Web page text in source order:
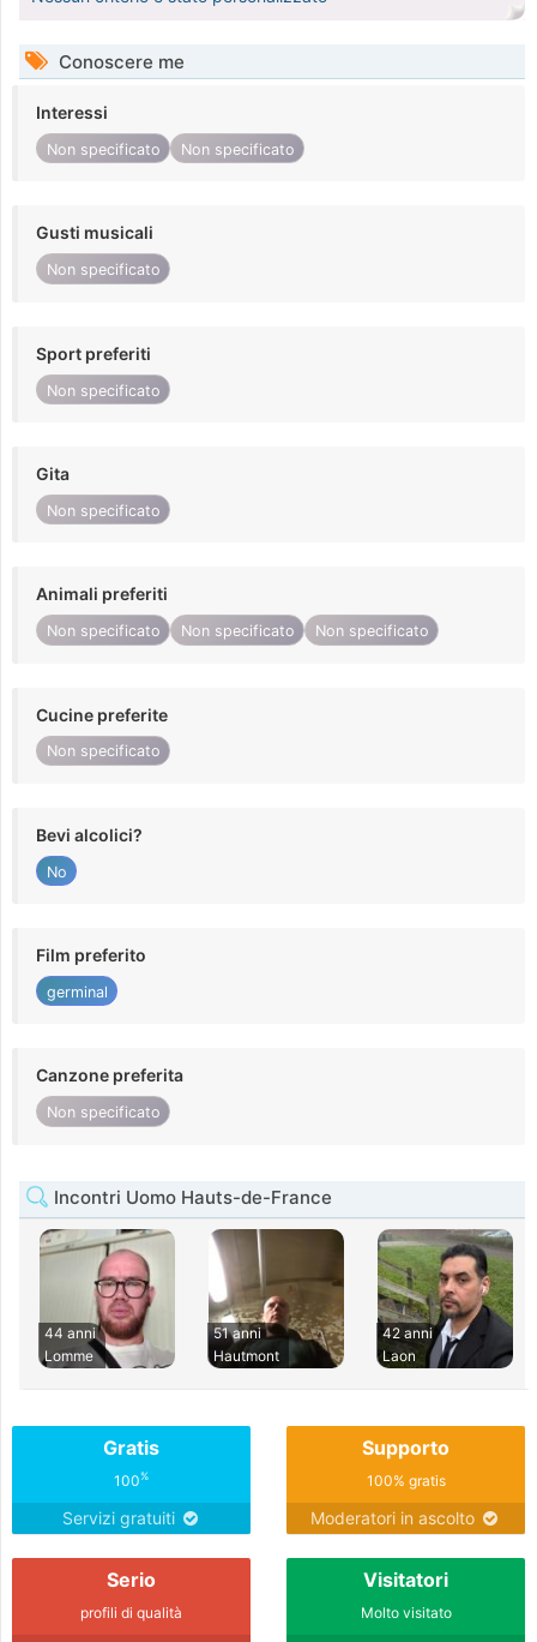
Conoscere me
Interessi
Non specificato Non specificato
Gusti musicali
Non specificato
Sport preferiti
Non specificato
Gita
Non specificato
Animali preferiti
Non specificato Non specificato Non specificato
Cucine preferite
Non specificato
Bevi alcolici?
No
Film preferito
germinal
Canzone preferita
Non specificato
Incontri Uomo Hauts-de-France
44 anni
Lomme
51 anni
Hautmont
42 anni
Laon
Gratis
100%
Servizi gratuiti
Supporto
100% gratis
Moderatori in ascolto
Serio
profili di qualità
Visitatori
Molto visitato